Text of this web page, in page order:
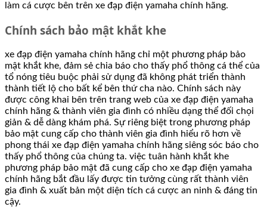
làm cá cược bên trên xe đạp điện yamaha chính hãng.
Chính sách bảo mật khắt khe
xe đạp điện yamaha chính hãng chỉ một phương pháp bảo
mật khắt khe, đảm sẻ chia báo cho thấy phổ thông cá thể của
tổ nóng tiêu buộc phải sử dụng đã không phát triển thành
thành tiết lộ cho bất kể bên thứ cha nào. Chính sách này
được công khai bên trên trang web của xe đạp điện yamaha
chính hãng & thành viên gia đình có nhiều dạng thể đối chọi
giản & dễ dàng khám phá. Sự riêng biệt trong phương pháp
bảo mật cung cấp cho thành viên gia đình hiểu rõ hơn về
phong thái xe đạp điện yamaha chính hãng siêng sóc báo cho
thấy phổ thông của chúng ta. việc tuân hành khắt khe
phương pháp bảo mật đã cung cấp cho xe đạp điện yamaha
chính hãng bắt đầu lấy được tin tưởng cùng rất thành viên
gia đình & xuất bản một diện tích cá cược an ninh & đáng tin
cậy.